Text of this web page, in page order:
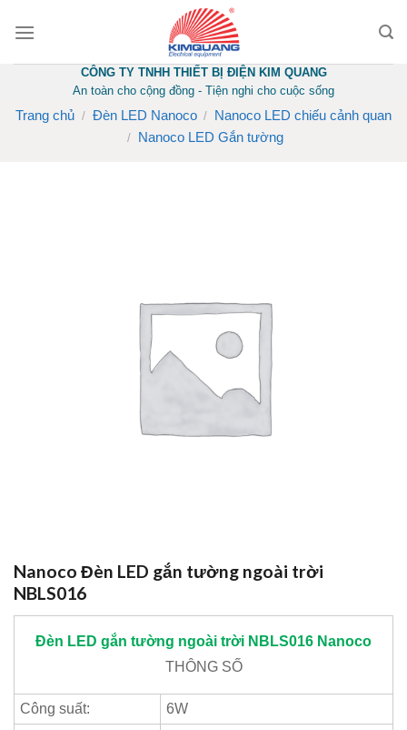
CÔNG TY TNHH THIẾT BỊ ĐIỆN KIM QUANG
An toàn cho cộng đồng - Tiện nghi cho cuộc sống
Trang chủ / Đèn LED Nanoco / Nanoco LED chiếu cảnh quan
/ Nanoco LED Gắn tường
Nanoco Đèn LED gắn tường ngoài trời
NBLS016
Đèn LED gắn tường ngoài trời NBLS016 Nanoco
THÔNG SỐ
Công suất:
6W